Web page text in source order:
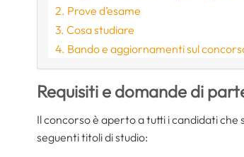
Prove d’esame
Cosa studiare
Bando e aggiornamenti sul
Requisiti e domande di
Il concorso è aperto a tutti i candidati che
seguenti titoli di studio: